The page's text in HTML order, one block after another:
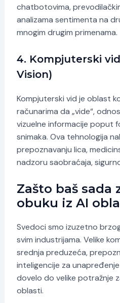
chatbotovima,
analizama sentimenta na
mnogim drugim primenama.
4. Kompjuterski
Vision)
Kompjuterski vid je oblast
računarima da „vide“,
vizuelne informacije poput
snimaka. Ova tehnologija
prepoznavanju lica,
nadzoru saobraćaja,
Zašto baš sada
obuku iz AI
Svedoci smo izuzetno
svim industrijama. Velike
srednja preduzeća,
inteligencije za
dovelo do velike potražnje
oblasti.